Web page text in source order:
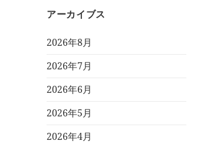
アーカイブス
2026年8月
2026年7月
2026年6月
2026年5月
2026年4月